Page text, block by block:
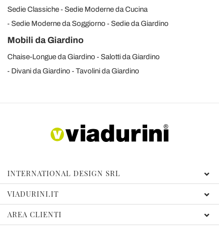
Sedie Classiche
Sedie Moderne da Cucina
Sedie Moderne da Soggiorno
Sedie da Giardino
Mobili da Giardino
Chaise-Longue da Giardino
Salotti da Giardino
Divani da Giardino
Tavolini da Giardino
INTERNATIONAL DESIGN SRL
VIADURINI.IT
AREA CLIENTI